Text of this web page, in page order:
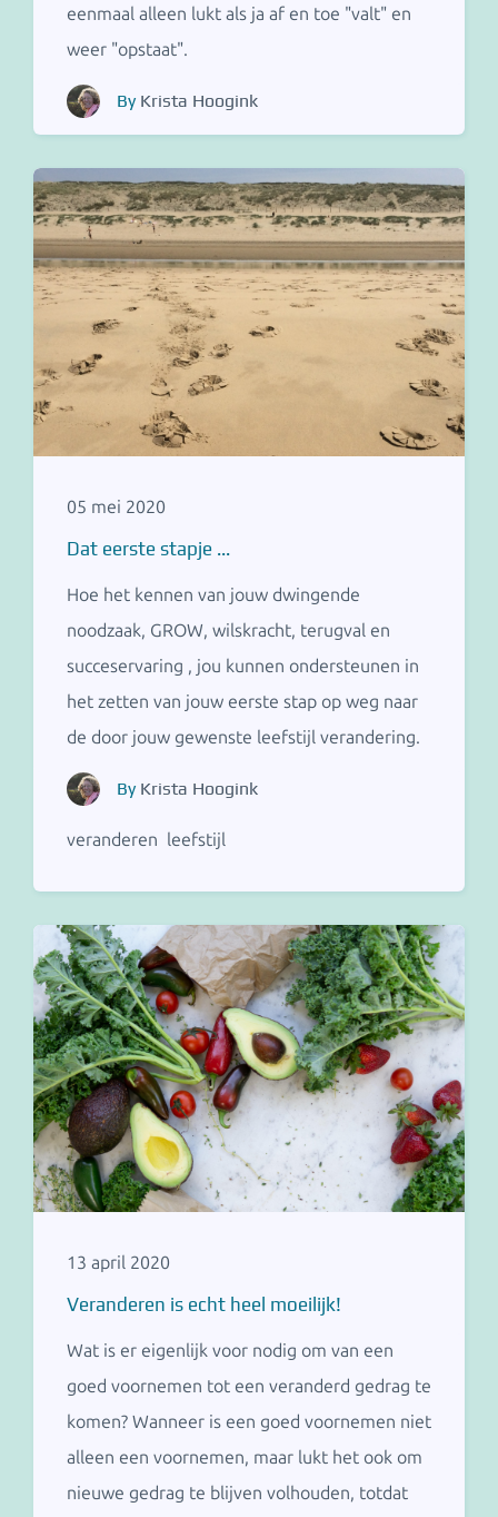
eenmaal alleen lukt als ja af en toe "valt" en
weer "opstaat".
By Krista Hoogink
Dat eerste stapje ...
05 mei 2020
Hoe het kennen van jouw dwingende
noodzaak, GROW, wilskracht, terugval en
succeservaring , jou kunnen ondersteunen in
het zetten van jouw eerste stap op weg naar
de door jouw gewenste leefstijl verandering.
By Krista Hoogink
veranderen leefstijl
Veranderen is echt heel moeilijk!
13 april 2020
Wat is er eigenlijk voor nodig om van een
goed voornemen tot een veranderd gedrag te
komen? Wanneer is een goed voornemen niet
alleen een voornemen, maar lukt het ook om
nieuwe gedrag te blijven volhouden, totdat